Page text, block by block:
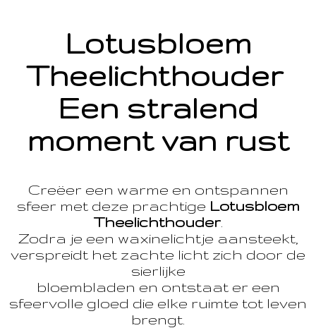
Lotusbloem
Theelichthouder
Een stralend
moment van rust
Creëer een warme en ontspannen
sfeer met deze prachtige Lotusbloem
Theelichthouder.
Zodra je een waxinelichtje aansteekt,
verspreidt het zachte licht zich door de
sierlijke
bloembladen en ontstaat er een
sfeervolle gloed die elke ruimte tot leven
brengt.